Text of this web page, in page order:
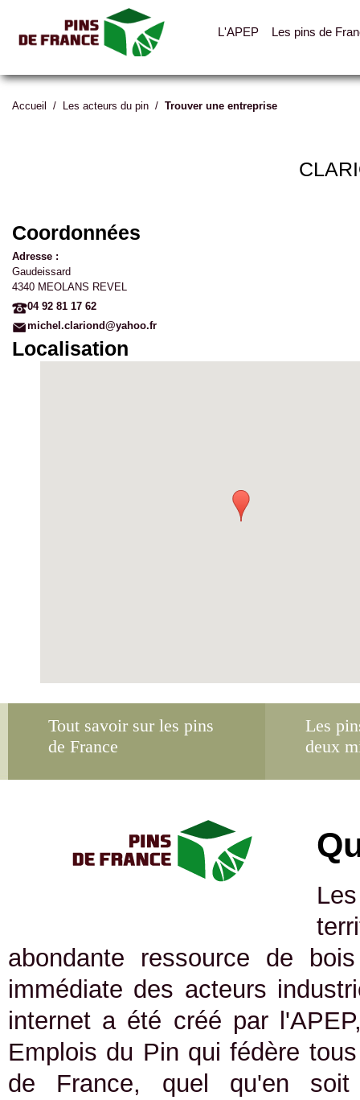
L'APEP Les pins de
Accueil / Les acteurs du pin / Trouver une entreprise
Coordonnées
Adresse :
Gaudeissard
4340 MEOLANS REVEL
04 92 81 17 62
michel.clariond@yahoo.fr
Localisation
Tout savoir sur les pins
de France
Les
deux
abondante ressource de
immédiate des acteurs
internet a été créé par
Emplois du Pin qui fédère
de France, quel qu'en soit